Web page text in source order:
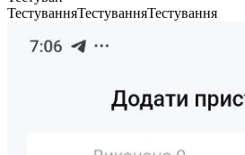
ТестуванняТестуванняТестування